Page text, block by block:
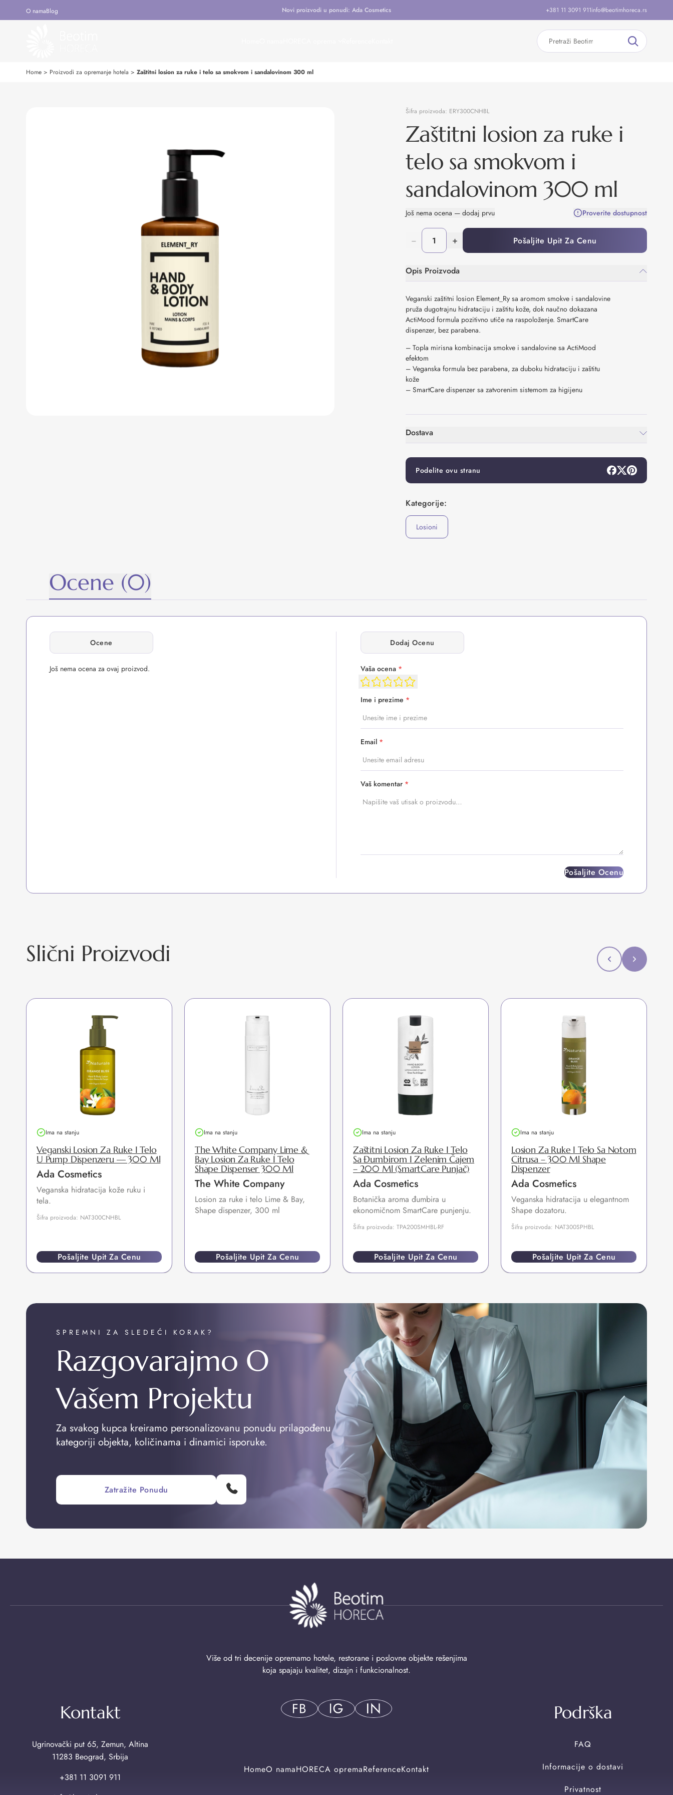
O namaBlog Novi proizvodi u ponudi: Ada Cosmetics +381 11 3091 911info@beotimhoreca.rs
Home > Proizvodi za opremanje hotela > Zaštitni losion za ruke i telo sa smokvom i sandalovinom 300 ml
Šifra proizvoda: ERY300CNHBL
Zaštitni losion za ruke i
telo sa smokvom i
sandalovinom 300 ml
Još nema ocena — dodaj prvu Proverite dostupnost
− + Pošaljite Upit Za Cenu
Opis Proizvoda
Veganski zaštitni losion Element_Ry sa aromom smokve i sandalovine
pruža dugotrajnu hidrataciju i zaštitu kože, dok naučno dokazana
ActiMood formula pozitivno utiče na raspoloženje. SmartCare
dispenzer, bez parabena.
– Topla mirisna kombinacija smokve i sandalovine sa ActiMood
efektom
– Veganska formula bez parabena, za duboku hidrataciju i zaštitu
kože
– SmartCare dispenzer sa zatvorenim sistemom za higijenu
Dostava
Podelite ovu stranu
Kategorije:
Losioni
Ocene (0)
Ocene
Još nema ocena za ovaj proizvod.
Dodaj Ocenu
Vaša ocena *
Ime i prezime *
Email *
Vaš komentar *
Pošaljite Ocenu
Slični Proizvodi
Ima na stanju
Veganski Losion Za Ruke I Telo
U Pump Dispenzeru — 300 Ml
Ada Cosmetics
Veganska hidratacija kože ruku i
tela.
Šifra proizvoda: NAT300CNHBL
Pošaljite Upit Za Cenu
Ima na stanju
The White Company Lime &
Bay Losion Za Ruke I Telo
Shape Dispenser 300 Ml
The White Company
Losion za ruke i telo Lime & Bay,
Shape dispenzer, 300 ml
Pošaljite Upit Za Cenu
Ima na stanju
Zaštitni Losion Za Ruke I Telo
Sa Đumbirom I Zelenim Čajem
– 200 Ml (SmartCare Punjač)
Ada Cosmetics
Botanička aroma đumbira u
ekonomičnom SmartCare punjenju.
Šifra proizvoda: TPA200SMHBL-RF
Pošaljite Upit Za Cenu
Ima na stanju
Losion Za Ruke I Telo Sa Notom
Citrusa – 300 Ml Shape
Dispenzer
Ada Cosmetics
Veganska hidratacija u elegantnom
Shape dozatoru.
Šifra proizvoda: NAT300SPHBL
Pošaljite Upit Za Cenu
SPREMNI ZA SLEDEĆI KORAK?
Razgovarajmo O
Vašem Projektu
Za svakog kupca kreiramo personalizovanu ponudu prilagođenu
kategoriji objekta, količinama i dinamici isporuke.
Zatražite Ponudu
Više od tri decenije opremamo hotele, restorane i poslovne objekte rešenjima
koja spajaju kvalitet, dizajn i funkcionalnost.
Kontakt
Ugrinovački put 65, Zemun, Altina
11283 Beograd, Srbija
+381 11 3091 911
HomeO namaHORECA opremaReferenceKontakt
Podrška
FAQ
Informacije o dostavi
Privatnost